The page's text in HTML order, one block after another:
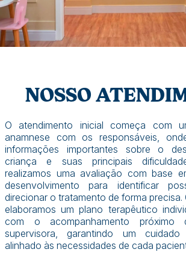
NOSSO
O atendimento inicial começa com
anamnese com os responsáveis,
informações importantes sobre o
criança e suas principais
realizamos uma avaliação com base
desenvolvimento para identificar
direcionar o tratamento de forma precisa.
elaboramos um plano terapêutico
com o acompanhamento próximo
supervisora, garantindo um
alinhado às necessidades de cada